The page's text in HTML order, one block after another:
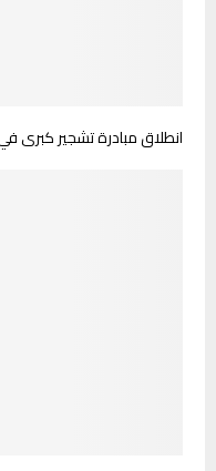
انطلاق مبادرة تشجير كبرى